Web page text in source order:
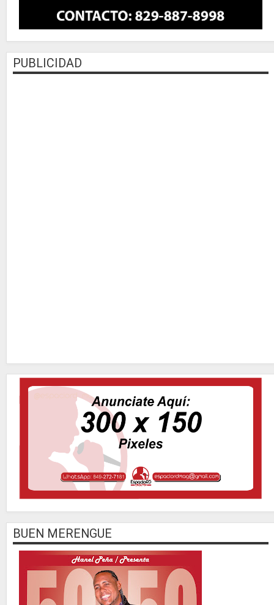
PUBLICIDAD
BUEN MERENGUE